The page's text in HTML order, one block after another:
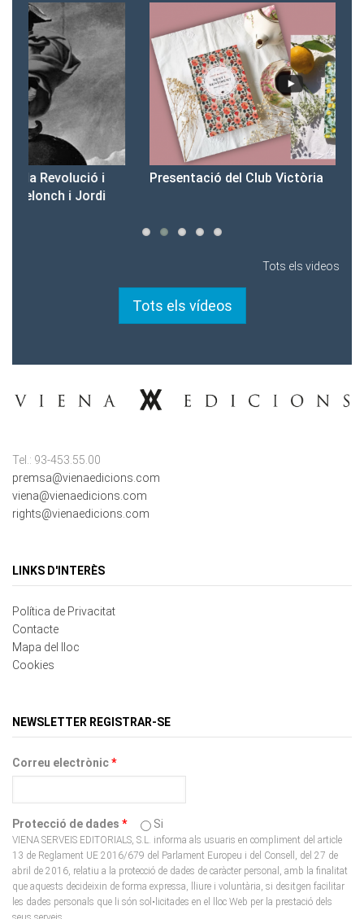
Presentació del Club Victòria
Tots els vídeos
premsa@vienaedicions.com
viena@vienaedicions.com
rights@vienaedicions.com
Contacte
Mapa del lloc
Cookies
VIENA SERVEIS EDITORIALS, S.L. informa als usuaris en compliment del article
13 de Reglament UE 2016/679 del Parlament Europeu i del Consell, del 27 de
abril de 2016, relatiu a la protecció de dades de caràcter personal, amb la finalitat
que aquests decideixin de forma expressa, lliure i voluntària, si desitgen facilitar
les dades personals que li són sol•licitades en el lloc Web per la prestació dels
seus serveis.